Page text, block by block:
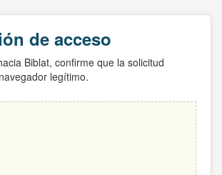
de acceso
Biblat, confirme que la solicitud
legítimo.